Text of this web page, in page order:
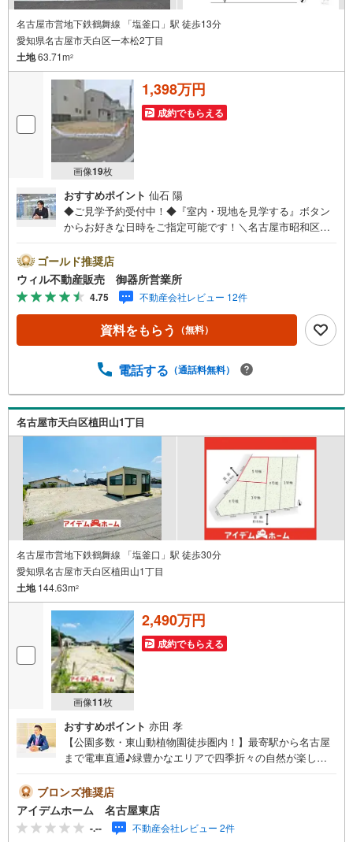
名古屋市営地下鉄鶴舞線 「塩釜口」駅 徒歩13分
愛知県名古屋市天白区一本松2丁目
土地63.71m2
画像19枚
1,398万円
成約でもらえる
おすすめポイント 仙石 陽
◆ご見学予約受付中！◆『室内・現地を見学する』ボタン
からお好きな日時をご指定可能です！＼名古屋市昭和区、
名古屋市昭和区、天白区の直接のご売却依頼を数多くいた
だいている不動産仲介会社です。ネット上で分かる立地環
境はもちろん、過去にお任せいただいたお客様に現地の生
の声をもとに住戸環境を提案致します。＼平日のお住まい
探しの方へ/弊社では平日にご内覧・契約など平日にお住ま
い探しをされるお客様にサービスをご用意しています。＼
ています。事前にご予約頂きましたら営業時間外でのご内
ある方へ/不動産業者間で不動産情報が共有されているの
で、名古屋市全域や、その他隣接エリアでもご内覧が可能
です！ 【御器所営業所】○地下鉄桜通線、鶴舞線「御器
所」駅徒歩1分○お子様が遊べるキッズスペースあり○定休
日ございません
ゴールド推奨店
ウィル不動産販売 御器所営業所
4.75 不動産会社レビュー 12件
資料をもらう （無料）
電話する （通話料無料）
名古屋市天白区植田山1丁目
名古屋市営地下鉄鶴舞線 「塩釜口」駅 徒歩30分
愛知県名古屋市天白区植田山1丁目
土地144.63m2
画像11枚
2,490万円
成約でもらえる
おすすめポイント 亦田 孝
【公園多数・東山動植物園徒歩圏内！】最寄駅から名古屋
まで電車直通♪緑豊かなエリアで四季折々の自然が楽しめ
せお待ちしております☆＼天白区植田山6期☆全5区画【5号
地】/当日のご来店・ご見学、大歓迎♪■地下鉄東山線「東山
公園」駅 徒歩24分（約1920m）■大坪小学校 :徒歩20分
（約1580m）■御幸山中学校:徒歩37分（約2930m）＜自己
ブロンズ推奨店
アイデムホーム 名古屋東店
-.-- 不動産会社レビュー 2件